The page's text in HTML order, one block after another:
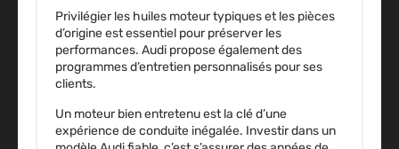
Privilégier les huiles moteur typiques et les pièces
d’origine est essentiel pour préserver les
performances. Audi propose également des
programmes d’entretien personnalisés pour ses
clients.
Un moteur bien entretenu est la clé d’une
expérience de conduite inégalée. Investir dans un